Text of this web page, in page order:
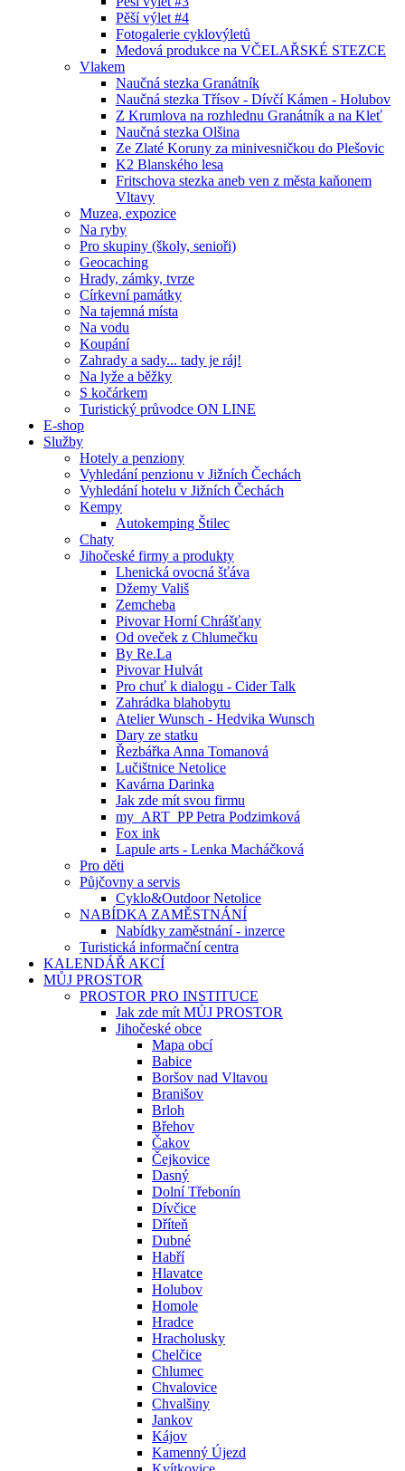
Pěší výlet #4
Fotogalerie cyklovýletů
Medová produkce na VČELAŘSKÉ STEZCE
Vlakem
Naučná stezka Granátník
Naučná stezka Třísov - Dívčí Kámen - Holubov
Z Krumlova na rozhlednu Granátník a na Kleť
Naučná stezka Olšina
Ze Zlaté Koruny za minivesničkou do Plešovic
K2 Blanského lesa
Fritschova stezka aneb ven z města kaňonem
Vltavy
Muzea, expozice
Na ryby
Pro skupiny (školy, senioři)
Geocaching
Hrady, zámky, tvrze
Církevní památky
Na tajemná místa
Na vodu
Koupání
Zahrady a sady... tady je ráj!
Na lyže a běžky
S kočárkem
Turistický průvodce ON LINE
E-shop
Služby
Hotely a penziony
Vyhledání penzionu v Jižních Čechách
Vyhledání hotelu v Jižních Čechách
Kempy
Autokemping Štilec
Chaty
Jihočeské firmy a produkty
Lhenická ovocná šťáva
Džemy Vališ
Zemcheba
Pivovar Horní Chrášťany
Od oveček z Chlumečku
By Re.La
Pivovar Hulvát
Pro chuť k dialogu - Cider Talk
Zahrádka blahobytu
Atelier Wunsch - Hedvika Wunsch
Dary ze statku
Řezbářka Anna Tomanová
Lučištnice Netolice
Kavárna Darinka
Jak zde mít svou firmu
my_ART_PP Petra Podzimková
Fox ink
Lapule arts - Lenka Macháčková
Pro děti
Půjčovny a servis
Cyklo&Outdoor Netolice
NABÍDKA ZAMĚSTNÁNÍ
Nabídky zaměstnání - inzerce
Turistická informační centra
KALENDÁŘ AKCÍ
MŮJ PROSTOR
PROSTOR PRO INSTITUCE
Jak zde mít MŮJ PROSTOR
Jihočeské obce
Mapa obcí
Babice
Boršov nad Vltavou
Branišov
Brloh
Břehov
Čakov
Čejkovice
Dasný
Dolní Třebonín
Dívčice
Dříteň
Dubné
Habří
Hlavatce
Holubov
Homole
Hradce
Hracholusky
Chelčice
Chlumec
Chvalovice
Chvalšiny
Jankov
Kájov
Kamenný Újezd